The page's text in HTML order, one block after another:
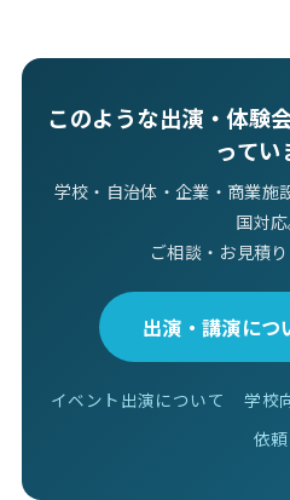
このような出演・体験
ってい
学校・自治体・企業・商業施
国対応
ご相談・お見積り
出演・講演につ
イベント出演について 学校
依頼